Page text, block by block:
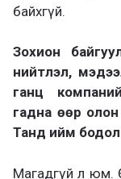
байхгүй.
Зохион
нийтлэл,
ганц
гадна өөр
Танд ийм
Магадгүй л юм.